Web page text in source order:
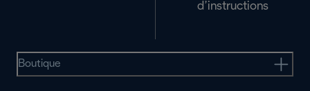
d’instructions
Boutique